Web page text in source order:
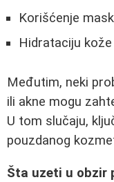
Korišćenje
Hidrataciju kože
Međutim, neki
ili akne mogu
U tom slučaju,
pouzdanog
Šta uzeti u obzir